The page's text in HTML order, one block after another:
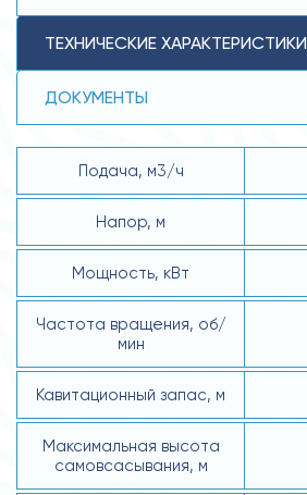
ТЕХНИЧЕСКИЕ ХАРАКТЕРИСТИКИ
ДОКУМЕНТЫ
Подача, м3/ч
Напор, м
Мощность, кВт
Частота вращения, об/
мин
Кавитационный запас, м
Максимальная высота
самовсасывания, м